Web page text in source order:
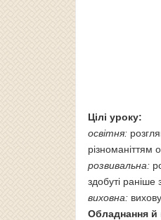
Цілі уроку:
освітня:
різноманіттям
розвивальна:
здобуті раніше
виховна:
Обладнання й